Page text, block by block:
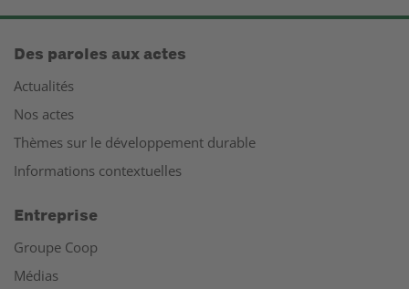
Des paroles aux actes
Actualités
Nos actes
Thèmes sur le développement durable
Informations contextuelles
Entreprise
Groupe Coop
Médias